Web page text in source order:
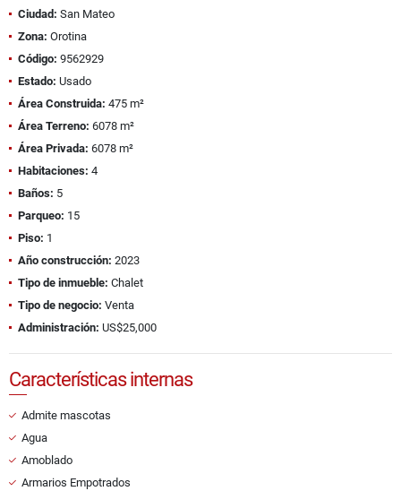
Ciudad: San Mateo
Zona: Orotina
Código: 9562929
Estado: Usado
Área Construida: 475 m²
Área Terreno: 6078 m²
Área Privada: 6078 m²
Habitaciones: 4
Baños: 5
Parqueo: 15
Piso: 1
Año construcción: 2023
Tipo de inmueble: Chalet
Tipo de negocio: Venta
Administración: US$25,000
Características internas
Admite mascotas
Agua
Amoblado
Armarios Empotrados